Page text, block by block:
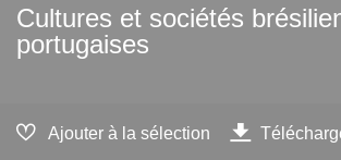
Cultures et sociétés
portugaises
Ajouter à la sélection